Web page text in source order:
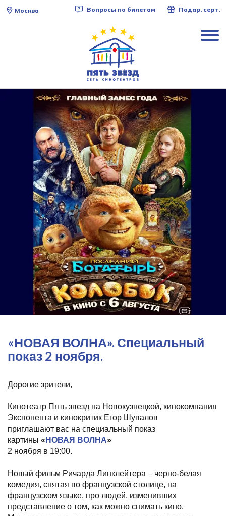
Москва Вопросы по билетам Подар. серт.
«НОВАЯ ВОЛНА». Специальный
показ 2 ноября.
Дорогие зрители,
Кинотеатр Пять звезд на Новокузнецкой, кинокомпания
Экспонента и кинокритик Егор Шувалов
приглашают вас на специальный показ
картины « НОВАЯ ВОЛНА»
2 ноября в 19:00.
Новый фильм Ричарда Линклейтера – черно-белая
комедия, снятая во французской столице, на
французском языке, про людей, изменивших
представление о том, как можно снимать кино.